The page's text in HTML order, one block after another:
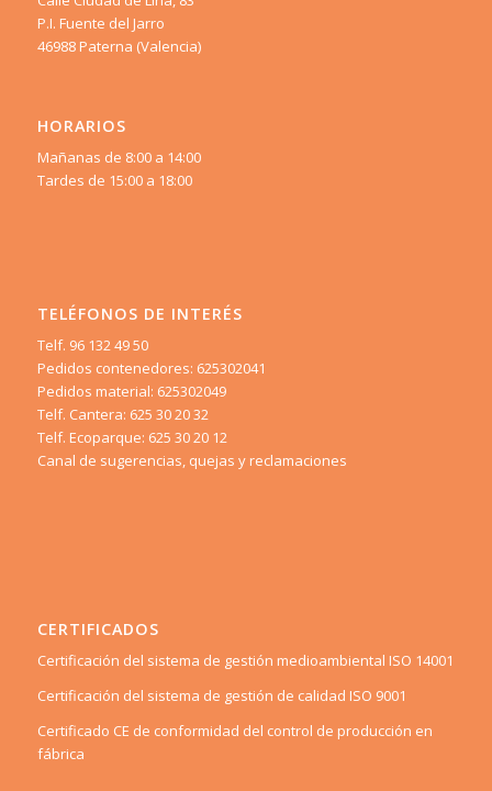
P.I. Fuente del Jarro
46988 Paterna (Valencia)
HORARIOS
Mañanas de 8:00 a 14:00
Tardes de 15:00 a 18:00
TELÉFONOS DE INTERÉS
Telf. 96 132 49 50
Pedidos contenedores: 625302041
Pedidos material: 625302049
Telf. Cantera: 625 30 20 32
Telf. Ecoparque: 625 30 20 12
Canal de sugerencias, quejas y reclamaciones
CERTIFICADOS
Certificación del sistema de gestión medioambiental ISO 14001
Certificación del sistema de gestión de calidad ISO 9001
Certificado CE de conformidad del control de producción en
fábrica